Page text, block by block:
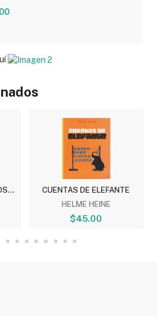
CUENTAS DE ELEFANTE
HELME HEINE
$45.00